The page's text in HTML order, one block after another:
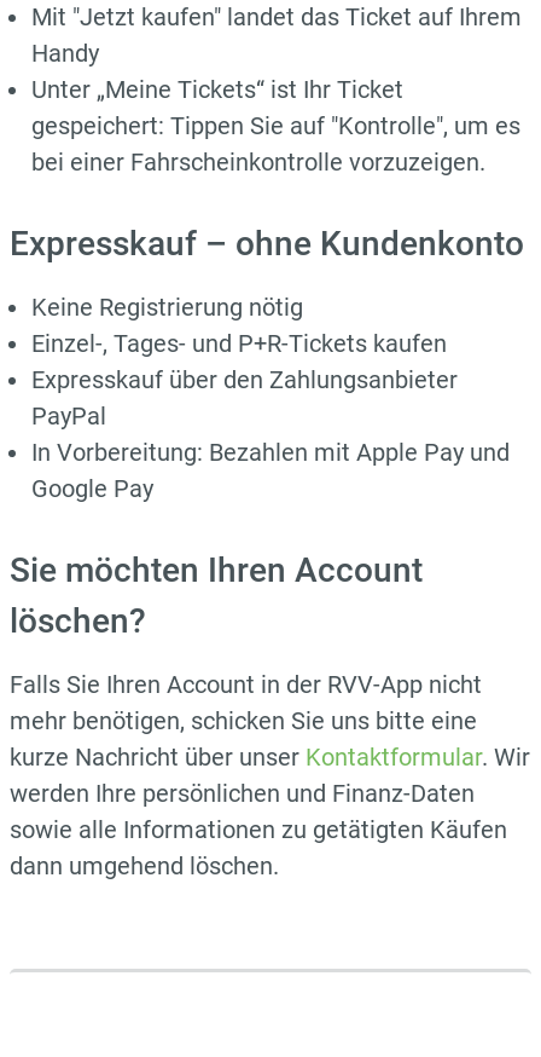
Mit "Jetzt kaufen" landet das Ticket auf Ihrem
Handy
Unter „Meine Tickets“ ist Ihr Ticket
gespeichert: Tippen Sie auf "Kontrolle", um es
bei einer Fahrscheinkontrolle vorzuzeigen.
Expresskauf – ohne Kundenkonto
Keine Registrierung nötig
Einzel-, Tages- und P+R-Tickets kaufen
Expresskauf über den Zahlungsanbieter
PayPal
In Vorbereitung: Bezahlen mit Apple Pay und
Google Pay
Sie möchten Ihren Account
löschen?
Falls Sie Ihren Account in der RVV-App nicht
mehr benötigen, schicken Sie uns bitte eine
kurze Nachricht über unser Kontaktformular. Wir
werden Ihre persönlichen und Finanz-Daten
sowie alle Informationen zu getätigten Käufen
dann umgehend löschen.